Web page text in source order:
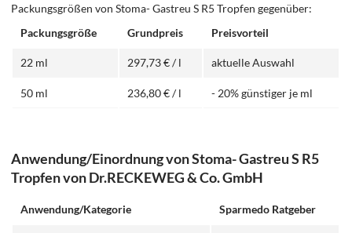
Packungsgrößen von Stoma- Gastreu S R5 Tropfen gegenüber:
Packungsgröße
Grundpreis Preisvorteil
22 ml 297,73 € / l aktuelle Auswahl
50 ml 236,80 € / l - 20% günstiger je ml
Anwendung/Einordnung von Stoma- Gastreu S R5
Tropfen von Dr.RECKEWEG & Co. GmbH
Anwendung/Kategorie Sparmedo Ratgeber